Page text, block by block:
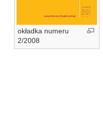
okładka numeru
2/2008